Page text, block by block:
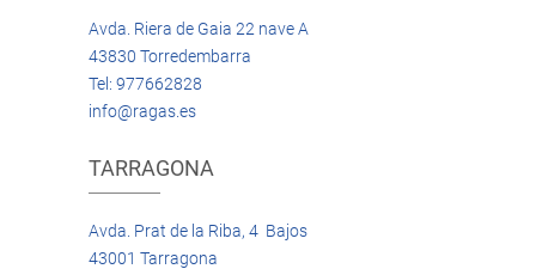
Avda. Riera de Gaia 22 nave A
43830 Torredembarra
Tel: 977662828
info@ragas.es
TARRAGONA
Avda. Prat de la Riba, 4 Bajos
43001 Tarragona